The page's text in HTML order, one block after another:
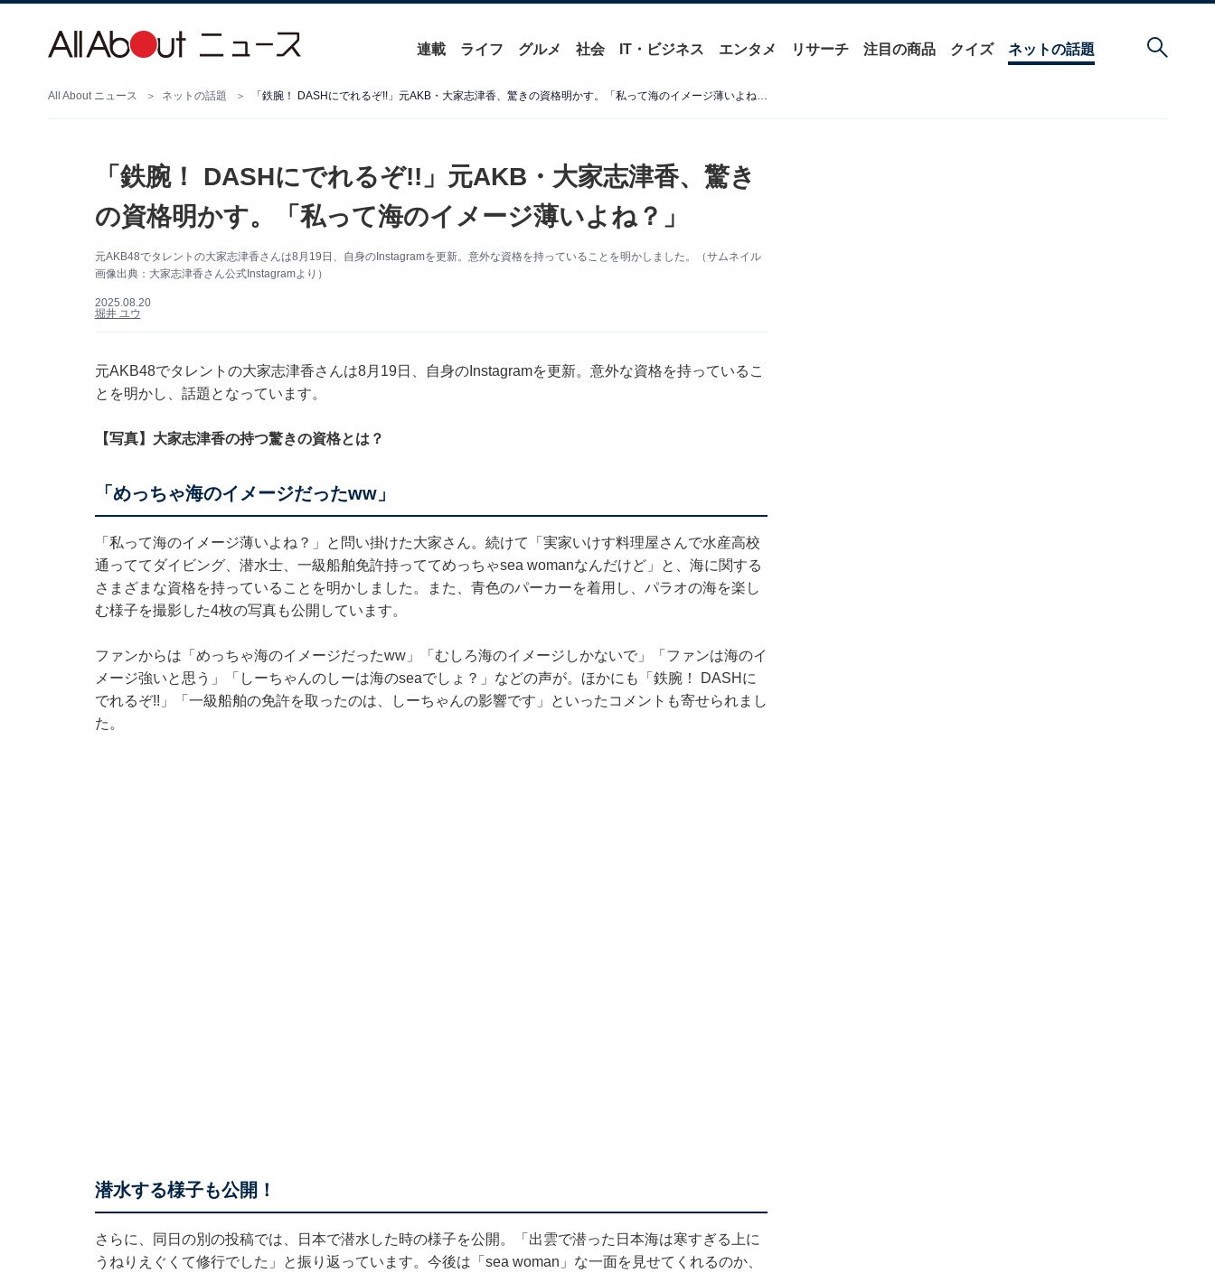
連載 ライフ グルメ 社会 IT・ビジネス エンタメ リサーチ 注目の商品 クイズ ネットの話題
All About ニュース ネットの話題 「鉄腕！ DASHにでれるぞ!!」元AKB・大家志津香、驚きの資格明かす。「私って海のイメージ薄いよね？」
「鉄腕！ DASHにでれるぞ!!」元AKB・大家志津香、驚き
の資格明かす。「私って海のイメージ薄いよね？」
元AKB48でタレントの大家志津香さんは8月19日、自身のInstagramを更新。意外な資格を持っていることを明かしました。（サムネイル
画像出典：大家志津香さん公式Instagramより）
2025.08.20
堀井 ユウ
元AKB48でタレントの大家志津香さんは8月19日、自身のInstagramを更新。意外な資格を持っているこ
とを明かし、話題となっています。
【写真】大家志津香の持つ驚きの資格とは？
「めっちゃ海のイメージだったww」
「私って海のイメージ薄いよね？」と問い掛けた大家さん。続けて「実家いけす料理屋さんで水産高校
通っててダイビング、潜水士、一級船舶免許持っててめっちゃsea womanなんだけど」と、海に関する
さまざまな資格を持っていることを明かしました。また、青色のパーカーを着用し、パラオの海を楽し
む様子を撮影した4枚の写真も公開しています。
ファンからは「めっちゃ海のイメージだったww」「むしろ海のイメージしかないで」「ファンは海のイ
メージ強いと思う」「しーちゃんのしーは海のseaでしょ？」などの声が。ほかにも「鉄腕！ DASHに
でれるぞ!!」「一級船舶の免許を取ったのは、しーちゃんの影響です」といったコメントも寄せられまし
た。
潜水する様子も公開！
さらに、同日の別の投稿では、日本で潜水した時の様子を公開。「出雲で潜った日本海は寒すぎる上に
うねりえぐくて修行でした」と振り返っています。今後は「sea woman」な一面を見せてくれるのか、